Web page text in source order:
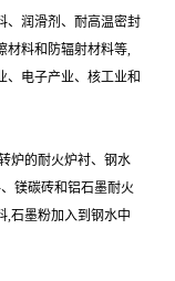
、润滑剂、耐高温密封
材料和防辐射材料等,
、电子产业、核工业和
炉的耐火炉衬、钢水
镁碳砖和铝石墨耐火
,石墨粉加入到钢水中